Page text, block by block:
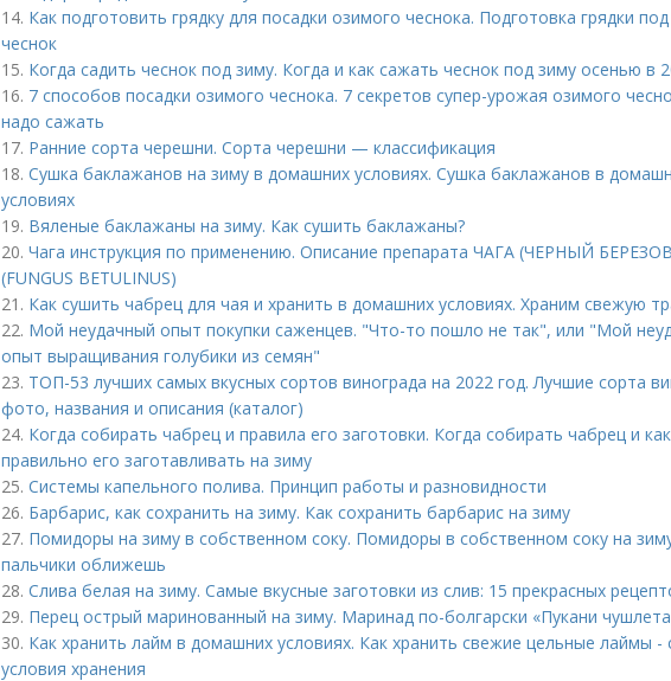
14. Как подготовить грядку для посадки озимого чеснока. Подготовка грядки
чеснок
15. Когда садить чеснок под зиму. Когда и как сажать чеснок под зиму осенью в
16. 7 способов посадки озимого чеснока. 7 секретов супер-урожая озимого
надо сажать
17. Ранние сорта черешни. Сорта черешни — классификация
18. Сушка баклажанов на зиму в домашних условиях. Сушка баклажанов в
условиях
19. Вяленые баклажаны на зиму. Как сушить баклажаны?
20. Чага инструкция по применению. Описание препарата ЧАГА (ЧЕРНЫЙ
(FUNGUS BETULINUS)
21. Как сушить чабрец для чая и хранить в домашних условиях. Храним свежую
22. Мой неудачный опыт покупки саженцев. "Что-то пошло не так", или "Мой
опыт выращивания голубики из семян"
23. ТОП-53 лучших самых вкусных сортов винограда на 2022 год. Лучшие сорта
фото, названия и описания (каталог)
24. Когда собирать чабрец и правила его заготовки. Когда собирать чабрец и как
правильно его заготавливать на зиму
25. Системы капельного полива. Принцип работы и разновидности
26. Барбарис, как сохранить на зиму. Как сохранить барбарис на зиму
27. Помидоры на зиму в собственном соку. Помидоры в собственном соку на
пальчики оближешь
28. Слива белая на зиму. Самые вкусные заготовки из слив: 15 прекрасных
29. Перец острый маринованный на зиму. Маринад по-болгарски «Пукани
30. Как хранить лайм в домашних условиях. Как хранить свежие цельные лаймы -
условия хранения